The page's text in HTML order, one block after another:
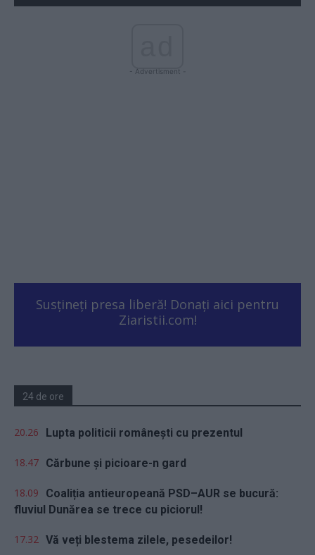
- Advertisment -
Susțineți presa liberă! Donați aici pentru
Ziaristii.com!
24 de ore
20.26 Lupta politicii românești cu prezentul
18.47 Cărbune și picioare-n gard
18.09
Coaliția antieuropeană PSD–AUR se bucură:
fluviul Dunărea se trece cu piciorul!
17.32 Vă veți blestema zilele, pesedeilor!